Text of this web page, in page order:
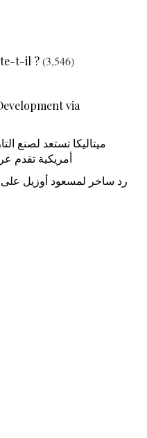
t-il ?(3,546)
via
ميتاليكا تستعد لصنع
أمريكية تقدم
رد ساخر لمسعود أوزيل